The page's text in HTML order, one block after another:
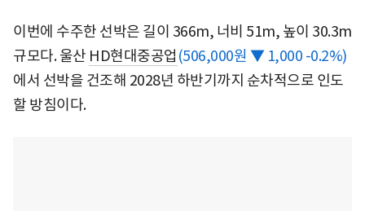
이번에 수주한 선박은 길이 366m, 너비 51m, 높이 30.3m
규모다. 울산 HD현대중공업 (506,000원 ▼ 1,000 -0.2%)
에서 선박을 건조해 2028년 하반기까지 순차적으로 인도
할 방침이다.